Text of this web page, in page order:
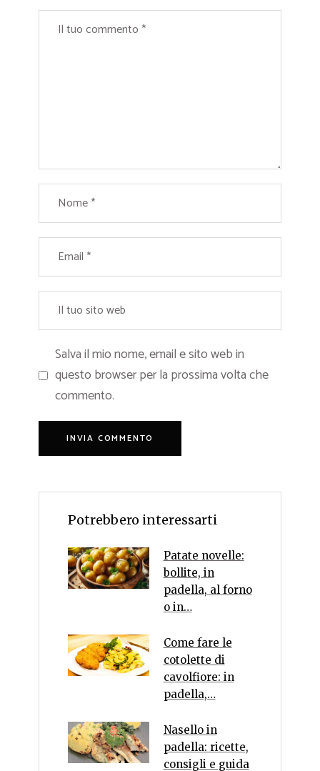
Salva il mio nome, email e sito web in
questo browser per la prossima volta che
commento.
Potrebbero interessarti
Patate novelle:
bollite, in
padella, al forno
o in…
Come fare le
cotolette di
cavolfiore: in
padella,…
Nasello in
padella: ricette,
consigli e guida